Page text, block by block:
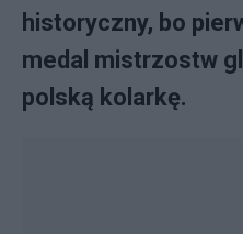
historyczny, bo
medal mistrzostw
polską kolarkę.